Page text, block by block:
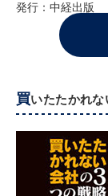
発行：中経出版
買いたたかれ